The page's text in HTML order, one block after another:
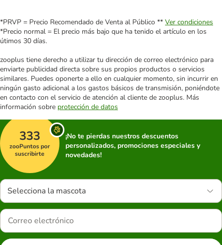
*PRVP = Precio Recomendado de Venta al Público ** Ver condiciones
*Precio normal = El precio más bajo que ha tenido el artículo en los
útimos 30 días.
zooplus tiene derecho a utilizar tu dirección de correo electrónico para
enviarte publicidad directa sobre sus propios productos o servicios
similares. Puedes oponerte a ello en cualquier momento, sin incurrir en
ningún gasto adicional a los gastos básicos de transmisión, poniéndote
en contacto con el servicio de atención al cliente de zooplus. Más
información sobre protección de datos
333
zooPuntos por
suscribirte
¡No te pierdas nuestros descuentos
personalizados, promociones especiales y
novedades!
Selecciona la mascota